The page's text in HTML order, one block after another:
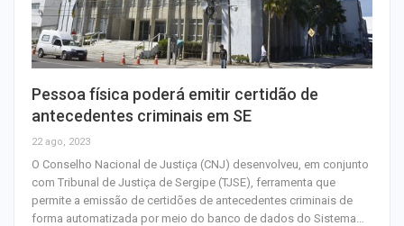
Pessoa física poderá emitir certidão de
antecedentes criminais em SE
22 ago, 2023
O Conselho Nacional de Justiça (CNJ) desenvolveu, em conjunto
com Tribunal de Justiça de Sergipe (TJSE), ferramenta que
permite a emissão de certidões de antecedentes criminais de
forma automatizada por meio do banco de dados do Sistema…